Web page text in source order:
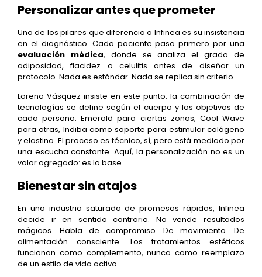
Personalizar antes que prometer
Uno de los pilares que diferencia a Infinea es su insistencia
en el diagnóstico. Cada paciente pasa primero por una
evaluación médica, donde se analiza el grado de
adiposidad, flacidez o celulitis antes de diseñar un
protocolo. Nada es estándar. Nada se replica sin criterio.
Lorena Vásquez insiste en este punto: la combinación de
tecnologías se define según el cuerpo y los objetivos de
cada persona. Emerald para ciertas zonas, Cool Wave
para otras, Indiba como soporte para estimular colágeno
y elastina. El proceso es técnico, sí, pero está mediado por
una escucha constante. Aquí, la personalización no es un
valor agregado: es la base.
Bienestar sin atajos
En una industria saturada de promesas rápidas, Infinea
decide ir en sentido contrario. No vende resultados
mágicos. Habla de compromiso. De movimiento. De
alimentación consciente. Los tratamientos estéticos
funcionan como complemento, nunca como reemplazo
de un estilo de vida activo.